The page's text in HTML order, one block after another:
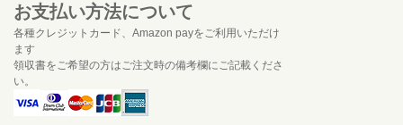
お支払い方法について
各種クレジットカード、Amazon payをご利用いただけ
ます
領収書をご希望の方はご注文時の備考欄にご記載くださ
い。